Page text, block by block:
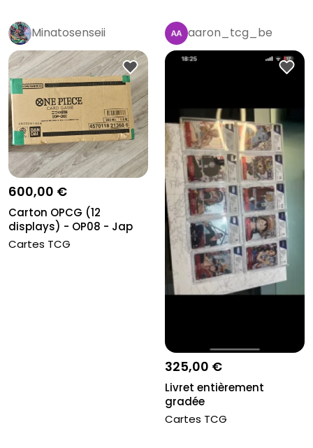
Minatosenseii
600,00 €
Carton OPCG (12
displays) - OP08 - Jap
Cartes TCG
aaron_tcg_be
325,00 €
Livret entièrement
gradée
Cartes TCG